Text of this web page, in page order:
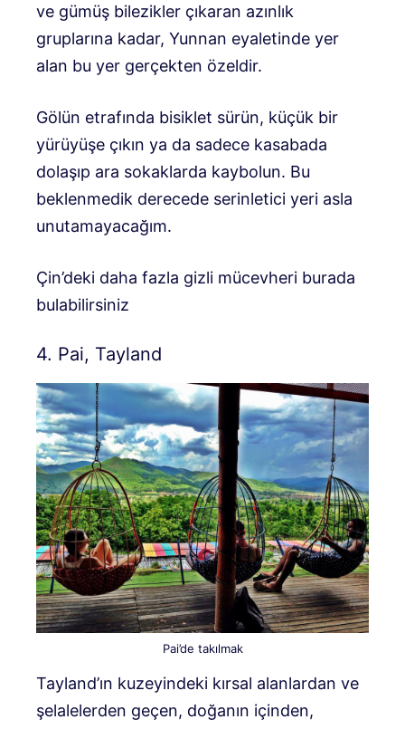
ve gümüş bilezikler çıkaran azınlık
gruplarına kadar, Yunnan eyaletinde yer
alan bu yer gerçekten özeldir.
Gölün etrafında bisiklet sürün, küçük bir
yürüyüşe çıkın ya da sadece kasabada
dolaşıp ara sokaklarda kaybolun. Bu
beklenmedik derecede serinletici yeri asla
unutamayacağım.
Çin’deki daha fazla gizli mücevheri burada
bulabilirsiniz
4. Pai, Tayland
Pai’de takılmak
Tayland’ın kuzeyindeki kırsal alanlardan ve
şelalelerden geçen, doğanın içinden,